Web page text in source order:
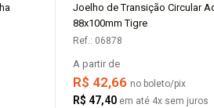
COMPRAR
Joelho de Transição Circular
88x100mm Tigre
Ref.: 06878
A partir de
R$ 42,66 no boleto/pix
R$ 47,40 em até 4x sem juros